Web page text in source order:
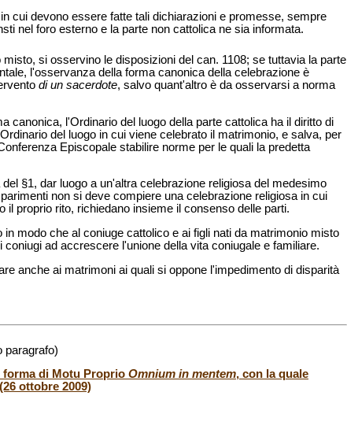
cui devono essere fatte tali dichiarazioni e promesse, sempre
nel foro esterno e la parte non cattolica ne sia informata.
si osservino le disposizioni del can. 1108; se tuttavia la parte
l'osservanza della forma canonica della celebrazione è
di un sacerdote, salvo quant'altro è da osservarsi a norma
canonica, l'Ordinario del luogo della parte cattolica ha il diritto di
del luogo in cui viene celebrato il matrimonio, e salva, per
Episcopale stabilire norme per le quali la predetta
§1, dar luogo a un'altra celebrazione religiosa del medesimo
non si deve compiere una celebrazione religiosa in cui
proprio rito, richiedano insieme il consenso delle parti.
modo che al coniuge cattolico e ai figli nati da matrimonio misto
ad accrescere l'unione della vita coniugale e familiare.
anche ai matrimoni ai quali si oppone l'impedimento di disparità
paragrafo)
forma di Motu Proprio Omnium in mentem, con la quale
ottobre 2009)